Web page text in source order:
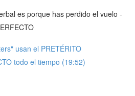
es porque has perdido el vuelo -
usan el PRETÉRITO
todo el tiempo (19:52)